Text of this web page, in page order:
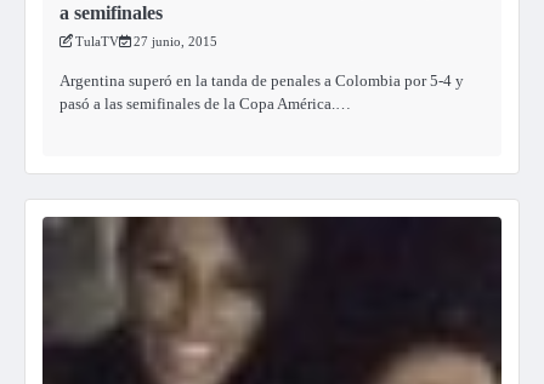
a semifinales
TulaTV 27 junio, 2015
Argentina superó en la tanda de penales a Colombia por 5-4 y
pasó a las semifinales de la Copa América.…